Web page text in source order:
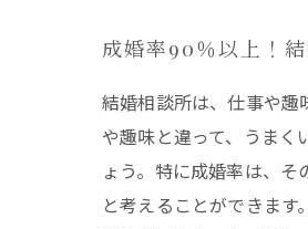
成婚率90％以上！
結婚相談所は、仕事や趣
や趣味と違って、うまく
ょう。特に成婚率は、
と考えることができま